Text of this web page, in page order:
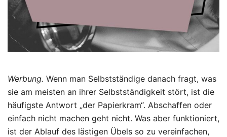
Werbung. Wenn man Selbstständige danach fragt, was
sie am meisten an ihrer Selbstständigkeit stört, ist die
häufigste Antwort „der Papierkram“. Abschaffen oder
einfach nicht machen geht nicht. Was aber funktioniert,
ist der Ablauf des lästigen Übels so zu vereinfachen,